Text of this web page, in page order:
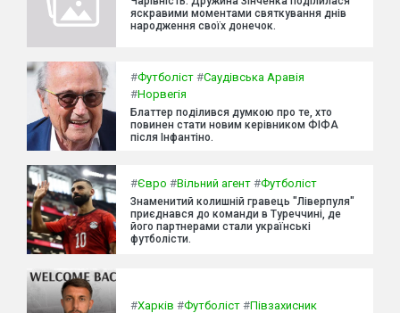
яскравими моментами святкування днів
народження своїх донечок.
#Футболіст #Саудівська Аравія
#Норвегія
Блаттер поділився думкою про те, хто
повинен стати новим керівником ФІФА
після Інфантіно.
#Євро #Вільний агент #Футболіст
Знаменитий колишній гравець "Ліверпуля"
приєднався до команди в Туреччині, де
його партнерами стали українські
футболісти.
#Харків #Футболіст #Півзахисник